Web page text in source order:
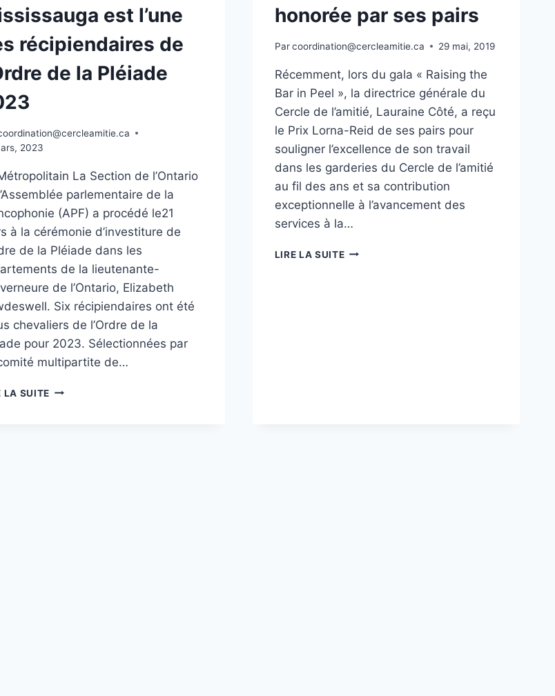
est l’une
récipiendaires de
de la Pléiade
2023
La Section de l’Ontario
parlementaire de la
(APF) a procédé le21
à la cérémonie d’investiture de
de la Pléiade dans les
de la lieutenante-
de l’Ontario, Elizabeth
Six récipiendaires ont été
chevaliers de l’Ordre de la
pour 2023. Sélectionnées par
multipartite de…
LA SUITE
honorée par ses pairs
Par coordination@cercleamitie.ca 29 mai, 2019
Récemment, lors du gala « Raising the
Bar in Peel », la directrice générale du
Cercle de l’amitié, Lauraine Côté, a reçu
le Prix Lorna-Reid de ses pairs pour
souligner l’excellence de son travail
dans les garderies du Cercle de l’amitié
au fil des ans et sa contribution
exceptionnelle à l’avancement des
services à la…
LIRE LA SUITE